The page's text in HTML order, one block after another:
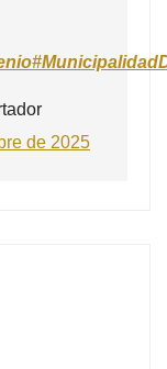
de 2025